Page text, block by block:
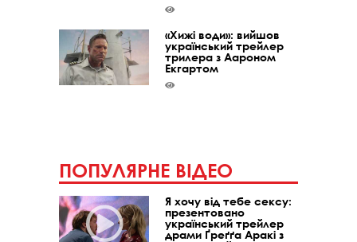
«Хижі води»: вийшов
український трейлер
трилера з Аароном
Екгартом
ПОПУЛЯРНЕ ВІДЕО
Я хочу від тебе сексу:
презентовано
український трейлер
драми Ґреґґа Аракі з